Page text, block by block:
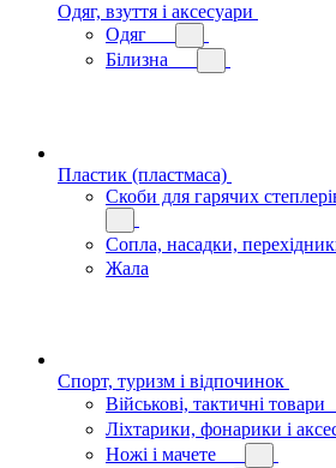
Одяг, взуття і аксесуари
Одяг
Білизна
Пластик (пластмаса)
Скоби для гарячих
Сопла, насадки,
Жала
Спорт, туризм і відпочинок
Військові, тактичні товари
Ліхтарики, фонарики і
Ножі і мачете